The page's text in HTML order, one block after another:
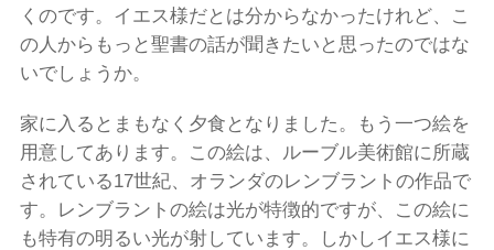
くのです。イエス様だとは分からなかったけれど、こ
の人からもっと聖書の話が聞きたいと思ったのではな
いでしょうか。
家に入るとまもなく夕食となりました。もう一つ絵を
用意してあります。この絵は、ルーブル美術館に所蔵
されている17世紀、オランダのレンブラントの作品で
す。レンブラントの絵は光が特徴的ですが、この絵に
も特有の明るい光が射しています。しかしイエス様に